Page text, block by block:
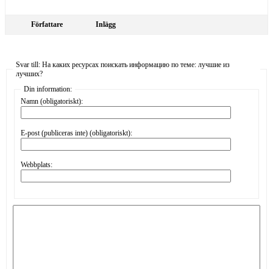
Författare Inlägg
Svar till: На каких ресурсах поискать информацию по теме: лучшие из
лучших?
Din information:
Namn (obligatoriskt):
E-post (publiceras inte) (obligatoriskt):
Webbplats: